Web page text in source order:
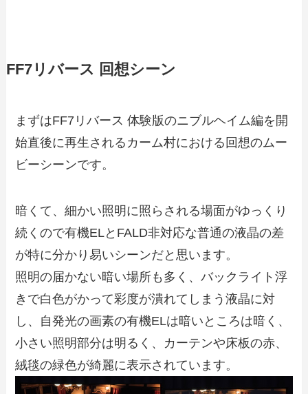
FF7リバース 回想シーン
まずはFF7リバース 体験版のニブルヘイム編を開
始直後に再生されるカーム村における回想のムー
ビーシーンです。
暗くて、細かい照明に照らされる場面がゆっくり
続くので有機ELとFALD非対応な普通の液晶の差
が特に分かり易いシーンだと思います。
照明の届かない暗い場所も多く、バックライト浮
きで白色がかって彩度が潰れてしまう液晶に対
し、自発光の画素の有機ELは暗いところは暗く、
小さい照明部分は明るく、カーテンや床板の赤、
絨毯の緑色が綺麗に表示されています。